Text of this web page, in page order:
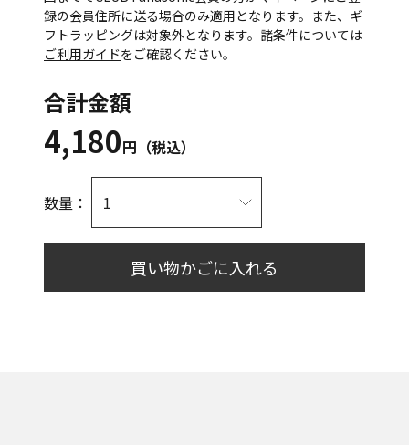
録の会員住所に送る場合のみ適用となります。また、ギ
フトラッピングは対象外となります。諸条件については
ご利用ガイドをご確認ください。
合計金額
4,180円（税込）
数量：
買い物かごに入れる